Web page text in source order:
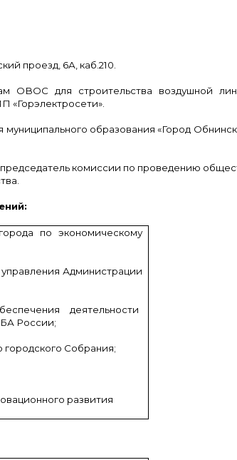
проезд, 6А, каб.210.
ОВОС для строительства воздушной
«Горэлектросети».
муниципального образования «Город
комиссии по проведению
по экономическому
Администрации
деятельности
России;
городского Собрания;
развития